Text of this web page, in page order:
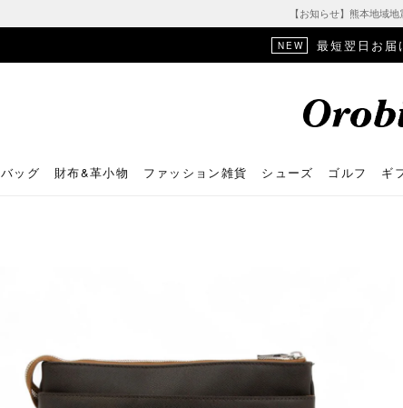
【お知らせ】熊本地域
NEW 最短翌日お届
バッグ 財布&革小物 ファッション雑貨 シューズ ゴルフ ギ